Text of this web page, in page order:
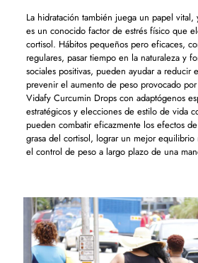
La hidratación también juega un papel vital,
es un conocido factor de estrés físico que
cortisol. Hábitos pequeños pero eficaces,
regulares, pasar tiempo en la naturaleza y
sociales positivas, pueden ayudar a reducir
prevenir el aumento de peso provocado
Vidafy Curcumin Drops con adaptógenos
estratégicos y elecciones de estilo de vida
pueden combatir eficazmente los efectos
grasa del cortisol, lograr un mejor
el control de peso a largo plazo de una